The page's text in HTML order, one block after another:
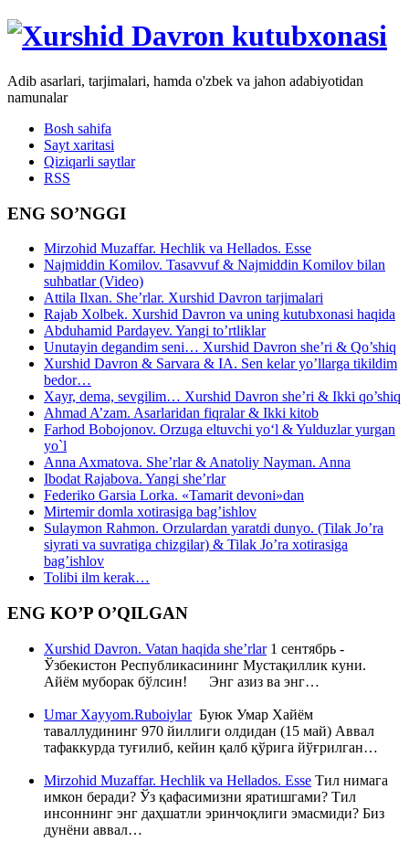
Adib asarlari, tarjimalari, hamda o'zbek va jahon adabiyotidan
namunalar
Bosh sahifa
Sayt xaritasi
Qiziqarli saytlar
RSS
ENG SO’NGGI
Mirzohid Muzaffar. Hechlik va Hellados. Esse
Najmiddin Komilov. Tasavvuf & Najmiddin Komilov bilan
suhbatlar (Video)
Attila Ilxan. She’rlar. Xurshid Davron tarjimalari
Rajab Xolbek. Xurshid Davron va uning kutubxonasi haqida
Abduhamid Pardayev. Yangi to’rtliklar
Unutayin degandim seni… Xurshid Davron she’ri & Qo’shiq
Xurshid Davron & Sarvara & IA. Sen kelar yo’llarga tikildim
bedor…
Xayr, dema, sevgilim… Xurshid Davron she’ri & Ikki qo’shiq
Ahmad A’zam. Asarlaridan fiqralar & Ikki kitob
Farhod Bobojonov. Orzuga eltuvchi yo‘l & Yulduzlar yurgan
yo`l
Anna Axmatova. She’rlar & Anatoliy Nayman. Anna
Ibodat Rajabova. Yangi she’rlar
Federiko Garsia Lorka. «Tamarit devoni»dan
Mirtemir domla xotirasiga bag’ishlov
Sulaymon Rahmon. Orzulardan yaratdi dunyo. (Tilak Jo’ra
siyrati va suvratiga chizgilar) & Tilak Jo’ra xotirasiga
bag’ishlov
Tolibi ilm kerak…
ENG KO’P O’QILGAN
Xurshid Davron. Vatan haqida she’rlar1 сентябрь -
Ўзбекистон Республикасининг Мустақиллик куни.
Айём муборак бўлсин! Энг азиз ва энг…
Umar Xayyom.RuboiylarБуюк Умар Хайём
таваллудининг 970 йиллиги олдидан (15 май) Аввал
тафаккурда туғилиб, кейин қалб қўрига йўғрилган…
Mirzohid Muzaffar. Hechlik va Hellados. Esse Тил нимага
имкон беради? Ўз қафасимизни яратишгами? Тил
инсоннинг энг даҳшатли эринчоқлиги эмасмиди? Биз
дунёни аввал…